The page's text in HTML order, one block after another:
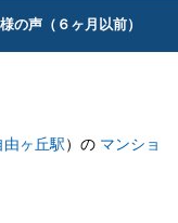
の声（６ヶ月以前）
由ヶ丘駅）の マンショ